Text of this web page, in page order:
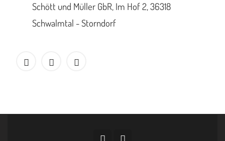
Schött und Müller GbR, Im Hof 2, 36318
Schwalmtal - Storndorf